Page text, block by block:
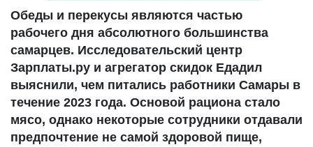
Обеды и перекусы являются частью
рабочего дня абсолютного большинства
самарцев. Исследовательский центр
Зарплаты.ру и агрегатор скидок Едадил
выяснили, чем питались работники Самары в
течение 2023 года. Основой рациона стало
мясо, однако некоторые сотрудники отдавали
предпочтение не самой здоровой пище,